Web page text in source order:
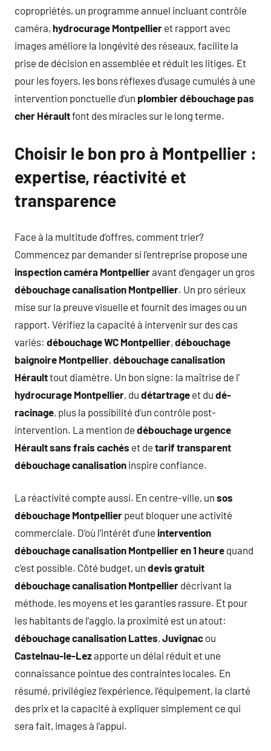
copropriétés, un programme annuel incluant contrôle
caméra, hydrocurage Montpellier et rapport avec
images améliore la longévité des réseaux, facilite la
prise de décision en assemblée et réduit les litiges. Et
pour les foyers, les bons réflexes d’usage cumulés à une
intervention ponctuelle d’un plombier débouchage pas
cher Héraultfont des miracles sur le long terme.
Choisir le bon pro à Montpellier :
expertise, réactivité et
transparence
Face à la multitude d’offres, comment trier?
Commencez par demander si l’entreprise propose une
inspection caméra Montpellieravant d’engager un gros
débouchage canalisation Montpellier. Un pro sérieux
mise sur la preuve visuelle et fournit des images ou un
rapport. Vérifiez la capacité à intervenir sur des cas
variés: débouchage WC Montpellier, débouchage
baignoire Montpellier, débouchage canalisation
Héraulttout diamètre. Un bon signe: la maîtrise de l’
hydrocurage Montpellier, du détartrage et du dé-
racinage, plus la possibilité d’un contrôle post-
intervention. La mention de débouchage urgence
Hérault sans frais cachés et de tarif transparent
débouchage canalisation inspire confiance.
La réactivité compte aussi. En centre-ville, un sos
débouchage Montpellier peut bloquer une activité
commerciale. D’où l’intérêt d’une intervention
débouchage canalisation Montpellier en 1 heure quand
c’est possible. Côté budget, un devis gratuit
débouchage canalisation Montpellier décrivant la
méthode, les moyens et les garanties rassure. Et pour
les habitants de l’agglo, la proximité est un atout:
débouchage canalisation Lattes, Juvignac ou
Castelnau-le-Lezapporte un délai réduit et une
connaissance pointue des contraintes locales. En
résumé, privilégiez l’expérience, l’équipement, la clarté
des prix et la capacité à expliquer simplement ce qui
sera fait, images à l’appui.